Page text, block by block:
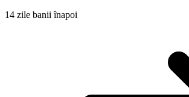
14 zile banii înapoi